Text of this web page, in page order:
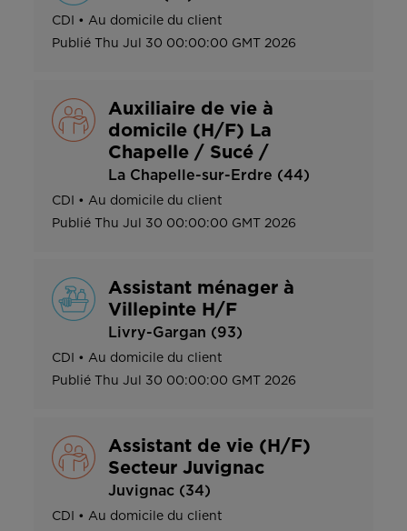
CDI • Au domicile du client
Publié Thu Jul 30 00:00:00 GMT 2026
Auxiliaire de vie à
domicile (H/F) La
Chapelle / Sucé /
La Chapelle-sur-Erdre (44)
CDI • Au domicile du client
Publié Thu Jul 30 00:00:00 GMT 2026
Assistant ménager à
Villepinte H/F
Livry-Gargan (93)
CDI • Au domicile du client
Publié
Thu Jul 30 00:00:00 GMT 2026
Assistant de vie (H/F)
Secteur Juvignac
Juvignac (34)
CDI • Au domicile du client